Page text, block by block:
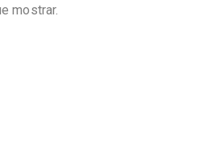
mostrar.